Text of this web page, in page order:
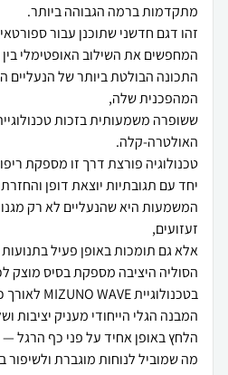
התכונה הבולטת ביותר של הנעליים
המשמעות היא שהנעליים לא רק
הסוליה היציבה מספקת בסיס מוצק
המבנה הגלי הייחודי מעניק יציבות